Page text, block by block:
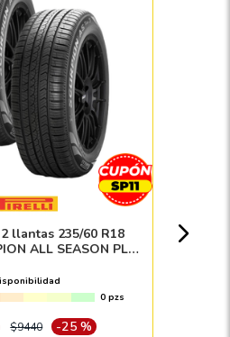
llantas 235/60 R18
ALL SEASON PLUS
0 pzs
$9440 -25 %